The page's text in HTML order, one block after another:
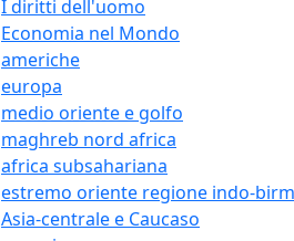
I diritti dell'uomo
Economia nel Mondo
americhe
europa
medio oriente e golfo
maghreb nord africa
africa subsahariana
estremo oriente regione indo-
Asia-centrale e Caucaso